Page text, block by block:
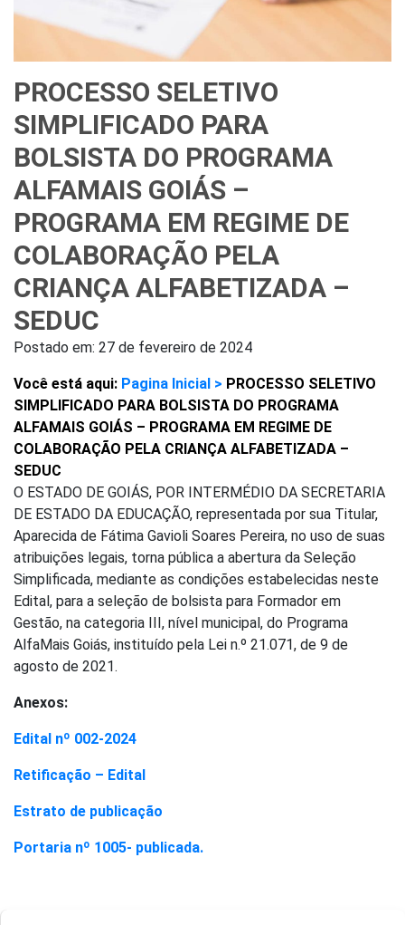
PROCESSO SELETIVO
SIMPLIFICADO PARA
BOLSISTA DO PROGRAMA
ALFAMAIS GOIÁS –
PROGRAMA EM REGIME DE
COLABORAÇÃO PELA
CRIANÇA ALFABETIZADA –
SEDUC
Postado em: 27 de fevereiro de 2024
Você está aqui: Pagina Inicial > PROCESSO SELETIVO
SIMPLIFICADO PARA BOLSISTA DO PROGRAMA
ALFAMAIS GOIÁS – PROGRAMA EM REGIME DE
COLABORAÇÃO PELA CRIANÇA ALFABETIZADA –
SEDUC
O ESTADO DE GOIÁS, POR INTERMÉDIO DA SECRETARIA
DE ESTADO DA EDUCAÇÃO, representada por sua Titular,
Aparecida de Fátima Gavioli Soares Pereira, no uso de suas
atribuições legais, torna pública a abertura da Seleção
Simplificada, mediante as condições estabelecidas neste
Edital, para a seleção de bolsista para Formador em
Gestão, na categoria III, nível municipal, do Programa
AlfaMais Goiás, instituído pela Lei n.º 21.071, de 9 de
agosto de 2021.
Anexos:
Edital nº 002-2024
Retificação – Edital
Estrato de publicação
Portaria nº 1005- publicada.